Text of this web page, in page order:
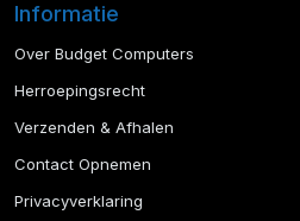
Informatie
Over Budget Computers
Herroepingsrecht
Verzenden & Afhalen
Contact Opnemen
Privacyverklaring